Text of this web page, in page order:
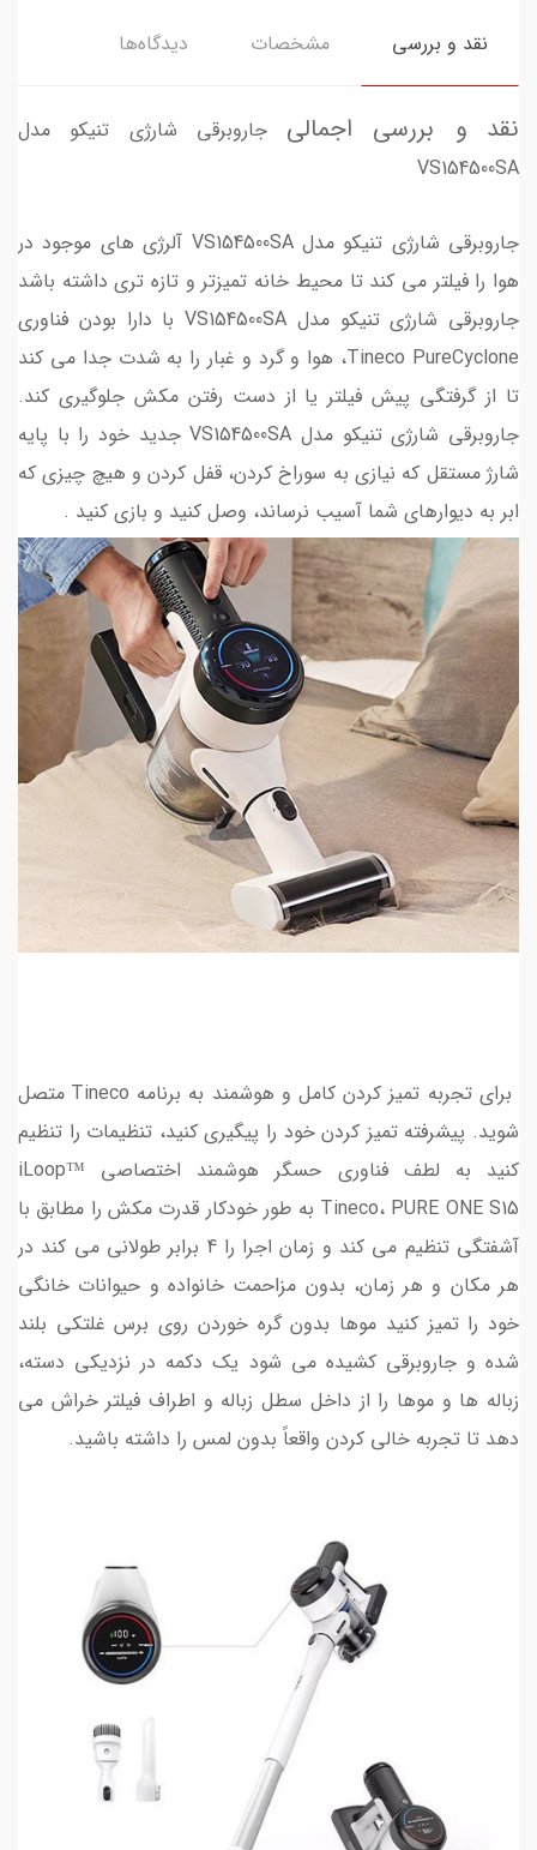
نقد و بررسی مشخصات دیدگاه‌ها
نقد و بررسی اجمالی جاروبرقی شارژی تنیکو مدل
VS154500SA
جاروبرقی شارژی تنیکو مدل VS154500SA آلرژی های موجود در
هوا را فیلتر می کند تا محیط خانه تمیزتر و تازه تری داشته باشد
جاروبرقی شارژی تنیکو مدل VS154500SA با دارا بودن فناوری
Tineco PureCyclone، هوا و گرد و غبار را به شدت جدا می کند
تا از گرفتگی پیش فیلتر یا از دست رفتن مکش جلوگیری کند.
جاروبرقی شارژی تنیکو مدل VS154500SA جدید خود را با پایه
شارژ مستقل که نیازی به سوراخ کردن، قفل کردن و هیچ چیزی که
ابر به دیوارهای شما آسیب نرساند، وصل کنید و بازی کنید .
برای تجربه تمیز کردن کامل و هوشمند به برنامه Tineco متصل
شوید. پیشرفته تمیز کردن خود را پیگیری کنید، تنظیمات را تنظیم
کنید به لطف فناوری حسگر هوشمند اختصاصی iLoop™
Tineco، PURE ONE S15 به طور خودکار قدرت مکش را مطابق با
آشفتگی تنظیم می کند و زمان اجرا را 4 برابر طولانی می کند در
هر مکان و هر زمان، بدون مزاحمت خانواده و حیوانات خانگی
خود را تمیز کنید موها بدون گره خوردن روی برس غلتکی بلند
شده و جاروبرقی کشیده می شود یک دکمه در نزدیکی دسته،
زباله ها و موها را از داخل سطل زباله و اطراف فیلتر خراش می
دهد تا تجربه خالی کردن واقعاً بدون لمس را داشته باشید.